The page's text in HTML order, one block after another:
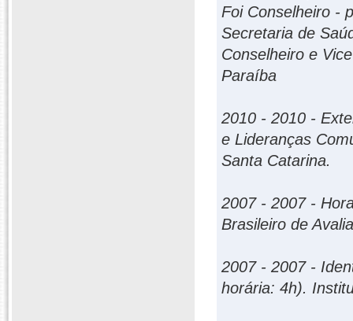
Foi Conselheiro -
Secretaria de
Conselheiro e
Paraíba
2010 - 2010 -
e Lideranças
Santa Catarina.
2007 - 2007 -
Brasileiro de
2007 - 2007 -
horária: 4h).